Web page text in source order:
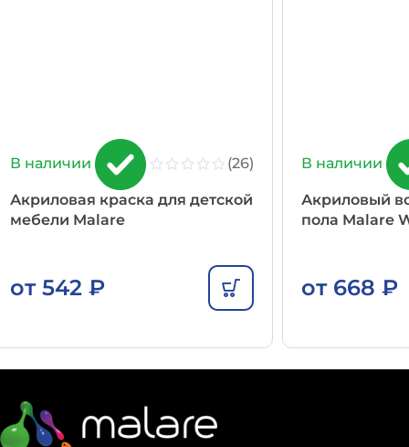
В наличии (26)
Акриловая краска для детской
мебели Malare
от 542 ₽
В наличии
Акриловый
пола Malare
от 668 ₽